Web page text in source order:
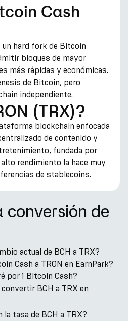
Cash
un hard fork de Bitcoin
bloques de mayor
más rápidas y económicas.
de Bitcoin, pero
independiente.
(TRX)?
blockchain enfocada
de contenido y
fundada por
alto rendimiento la hace muy
de stablecoins.
conversión de
actual de BCH a TRX?
Cash a TRON en EarnPark?
por 1 Bitcoin Cash?
BCH a TRX en
tasa de BCH a TRX?